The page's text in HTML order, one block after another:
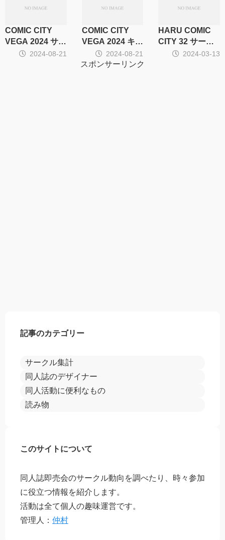
COMIC CITY
VEGA 2024 サー
クル集計2024-08-21
COMIC CITY
VEGA 2024 キャ
ラ・CP別集計
2024-08-21
HARU COMIC
CITY 32 サーク
ル集計 2024-03-13
スポンサーリンク
記事のカテゴリー
サークル集計
同人誌のデザイナー
同人活動に便利なもの
読み物
このサイトについて
同人誌即売会のサークル動向を調べたり、時々参加
に役立つ情報を紹介します。
活動は全て個人の趣味運営です。
管理人： 仲村